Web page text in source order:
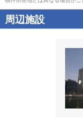
周辺施設